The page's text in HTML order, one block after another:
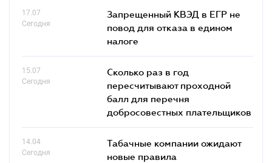
17.07
Сегодня
Запрещенный КВЭД в ЕГР не
повод для отказа в едином
налоге
15.07
Сегодня
Сколько раз в год
пересчитывают проходной
балл для перечня
добросовестных плательщиков
14.04
Сегодня
Табачные компании ожидают
новые правила